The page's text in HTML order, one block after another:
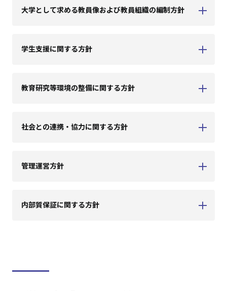
大学として求める教員像および教員組織の編制方針
学生支援に関する方針
教育研究等環境の整備に関する方針
社会との連携・協力に関する方針
管理運営方針
内部質保証に関する方針